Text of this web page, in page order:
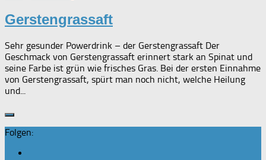
Gerstengrassaft
Sehr gesunder Powerdrink – der Gerstengrassaft Der
Geschmack von Gerstengrassaft erinnert stark an Spinat und
seine Farbe ist grün wie frisches Gras. Bei der ersten Einnahme
von Gerstengrassaft, spürt man noch nicht, welche Heilung
und...
Folgen: